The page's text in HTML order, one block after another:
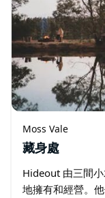
Moss Vale
藏身處
Hideout 由三間
地擁有和經營。